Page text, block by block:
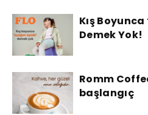
Kış
Demek Yok!
Romm
başlangıç